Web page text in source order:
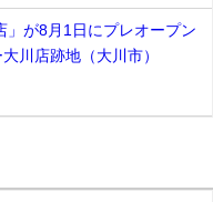
」が8月1日にプレオープン
川店跡地（大川市）